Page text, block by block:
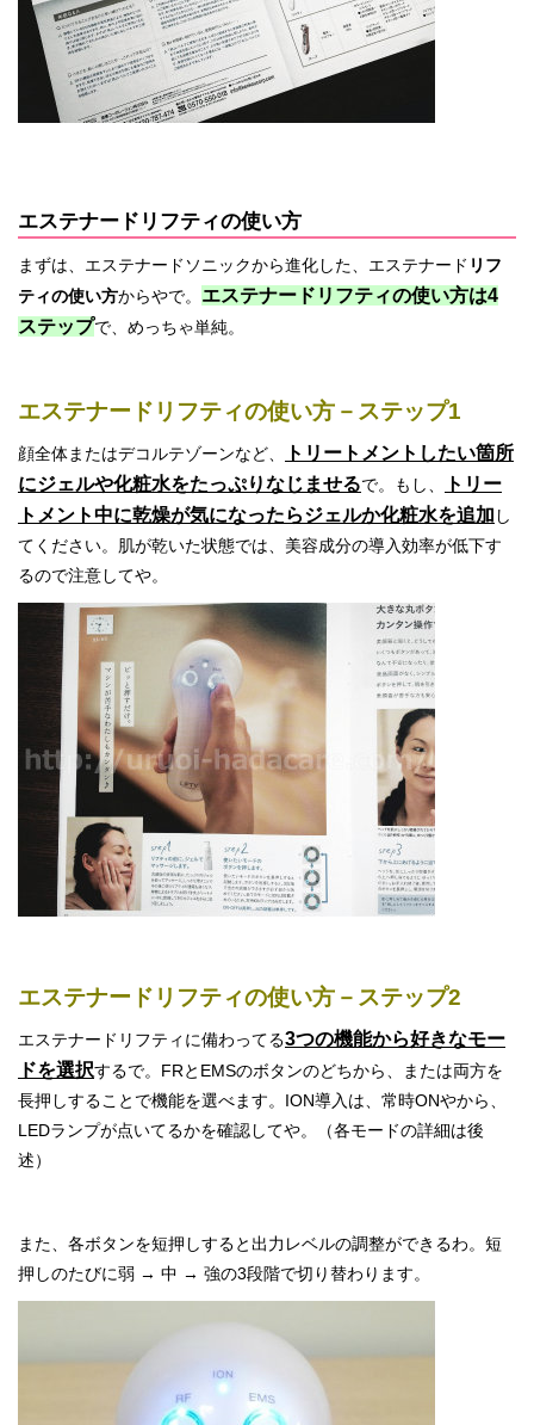
エステナードリフティの使い方
まずは、エステナードソニックから進化した、エステナード リフ
ティの使い方からやで。 エステナードリフティの使い方は4
ステップで、めっちゃ単純。
エステナードリフティの使い方－ステップ1
顔全体またはデコルテゾーンなど、
トリートメントしたい箇所
にジェルや化粧水をたっぷりなじませるで。もし、
トリー
トメント中に乾燥が気になったらジェルか化粧水を追加 し
てください。肌が乾いた状態では、美容成分の導入効率が低下す
るので注意してや。
エステナードリフティの使い方－ステップ2
エステナードリフティに備わってる3つの機能から好きなモー
ドを選択するで。FRとEMSのボタンのどちから、または両方を
長押しすることで機能を選べます。ION導入は、常時ONやから、
LEDランプが点いてるかを確認してや。（各モードの詳細は後
述）
また、各ボタンを短押しすると出力レベルの調整ができるわ。短
押しのたびに弱 → 中 → 強の3段階で切り替わります。